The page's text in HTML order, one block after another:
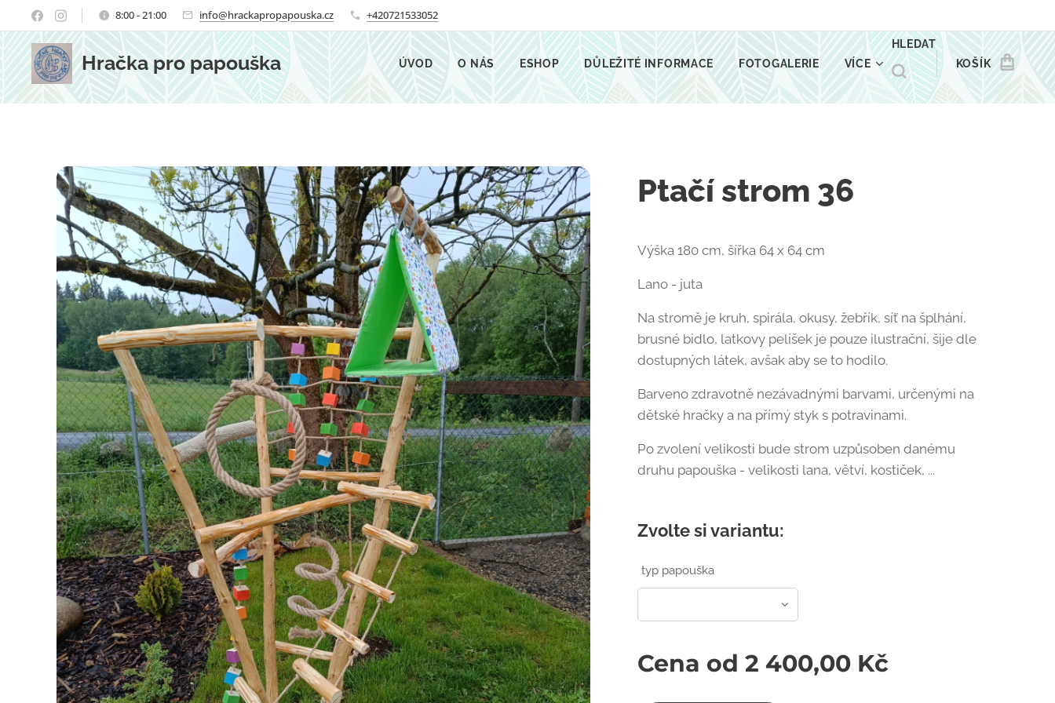
8:00 - 21:00 info@hrackapropapouska.cz +420721533052
Hračka pro papouška ÚVOD O NÁS ESHOP DŮLEŽITÉ INFORMACE FOTOGALERIE VÍCE
HLEDAT
KOŠÍK
Ptačí strom 36
Výška 180 cm, šířka 64 x 64 cm
Lano - juta
Na stromě je kruh, spirála, okusy, žebřík, síť na šplhání,
brusné bidlo, latkovy pelíšek je pouze ilustrační, šije dle
dostupných látek, avšak aby se to hodilo.
Barveno zdravotně nezávadnými barvami, určenými na
dětské hračky a na přímý styk s potravinami.
Po zvolení velikosti bude strom uzpůsoben danému
druhu papouška - velikosti lana, větví, kostiček, ...
Zvolte si variantu:
typ papouška
Cena od 2 400,00 Kč